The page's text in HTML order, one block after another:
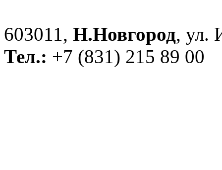
603011, Н.Новгород, ул.
Тел.: +7 (831) 215 89 00